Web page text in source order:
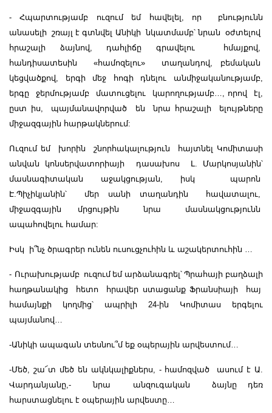
- Հպարտությամբ ուզում եմ հավելել, որ բնությունն
անասելի շռայլ է գտնվել Անիկի նկատմամբ՝ նրան օժտելով
հրաշալի ձայնով, դահլիճը գրավելու հմայքով,
հանդիսատեսին «համոզելու» տաղանդով, բեմական
կեցվածքով, երգի մեջ հոգի դնելու անմիջականությամբ,
երգը ջերմությամբ մատուցելու կարողությամբ…, որով էլ,
ըստ իս, պայմանավորված են նրա հրաշալի ելույթները
միջազգային հարթակներում:
Ուզում եմ խորին շնորհակալություն հայտնել Կոմիտասի
անվան կոնսերվատորիայի դասախոս Լ. Մարկոսյանին՝
մասնագիտական աջակցության, իսկ պարոն
Է.Պիչիկյանին՝ մեր սանի տաղանդին հավատալու,
միջազգային մրցույթին նրա մասնակցությունն
ապահովելու համար:
Իսկ ի՞նչ ծրագրեր ունեն ուսուցչուհին և աշակերտուհին …
- Ուրախությամբ ուզում եմ արձանագրել՝ Պրահայի բաղձալի
հաղթանակից
հետո հրավեր ստացանք Ֆրանսիայի
հայ
համայնքի
կողմից՝ ապրիլի24-ին Կոմիտաս
երգելու
պայմանով…
-Անիկի ապագան տեսնու՞մ եք օպերային արվեստում…
-Մեծ, շա՜տ մեծ են ակնկալիքներս, - համոզված ասում է Ա.
Վարդանյանը,- նրա անզուգական ձայնը դեռ
հարստացնելու է օպերային արվեստը…